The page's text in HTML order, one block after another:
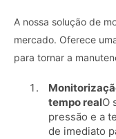
A nossa solução de
mercado. Oferece
para tornar a
tempo realO
pressão e a
de imediato